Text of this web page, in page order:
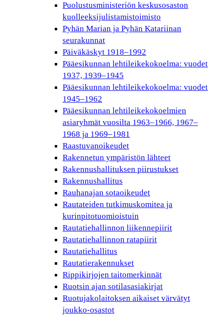
Puolustusministeriön keskusosaston
kuolleeksijulistamistoimisto
Pyhän Marian ja Pyhän Katariinan
seurakunnat
Päiväkäskyt 1918–1992
Pääesikunnan lehtileikekokoelma: vuodet
1937, 1939–1945
Pääesikunnan lehtileikekokoelma: vuodet
1945–1962
Pääesikunnan lehtileikekokoelmien
asiaryhmät vuosilta 1963–1966, 1967–
1968 ja 1969–1981
Raastuvanoikeudet
Rakennetun ympäristön lähteet
Rakennushallituksen piirustukset
Rakennushallitus
Rauhanajan sotaoikeudet
Rautateiden tutkimuskomitea ja
kurinpitotuomioistuin
Rautatiehallinnon liikennepiirit
Rautatiehallinnon ratapiirit
Rautatiehallitus
Rautatierakennukset
Rippikirjojen taitomerkinnät
Ruotsin ajan sotilasasiakirjat
Ruotujakolaitoksen aikaiset värvätyt
joukko-osastot